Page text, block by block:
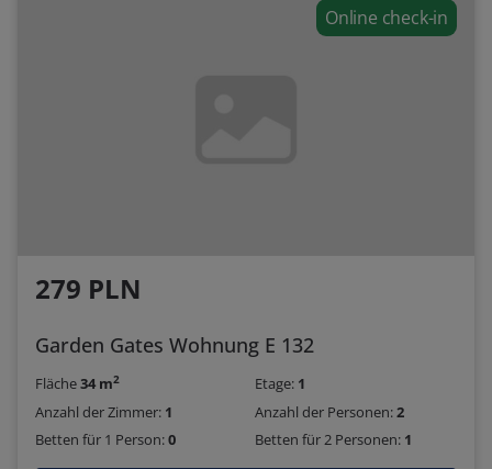
Online check-in
279 PLN
Garden Gates Wohnung E 132
Fläche34 m2 Etage: 1
Anzahl der Zimmer: 1 Anzahl der Personen:2
Betten für 1 Person:0 Betten für 2 Personen: 1